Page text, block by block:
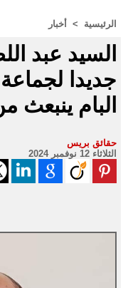
الرئيسية > أخبار
السيد عبد
جديدا
البام ينبعث
حقائق بريس
الثلاثاء 12 نوفمبر 2024